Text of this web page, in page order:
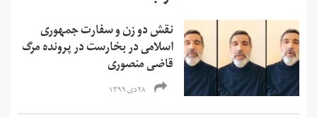
نقش دو زن و سفارت جمهوری
اسلامی در بخارست در پرونده مرگ
قاضی منصوری
۲۸ دی ۱۳۹۹